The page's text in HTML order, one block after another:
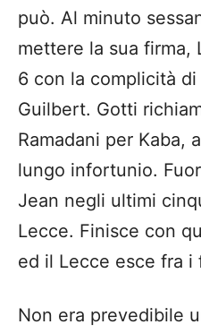
può. Al minuto
mettere la sua firma,
6 con la complicità
Guilbert. Gotti
Ramadani per Kaba,
lungo infortunio.
Jean negli ultimi
Lecce. Finisce con
ed il Lecce esce fra i
Non era prevedibile